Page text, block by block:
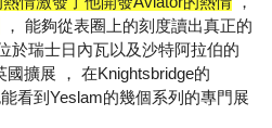
， 能夠從表圈上的刻度讀出真正的
於瑞士日內瓦以及沙特阿拉伯的
擴展 ， 在Knightsbridge的
看到Yeslam的幾個系列的專門展